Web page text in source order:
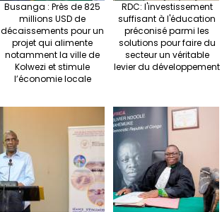
Busanga : Près de 825
millions USD de
décaissements pour un
projet qui alimente
notamment la ville de
Kolwezi et stimule
l’économie locale
RDC: l'investissement
suffisant à l'éducation
préconisé parmi les
solutions pour faire du
secteur un véritable
levier du développement